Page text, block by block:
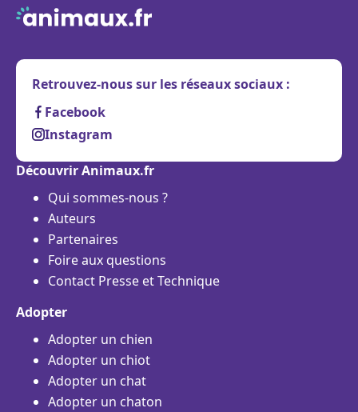
Retrouvez-nous sur les réseaux sociaux :
Facebook
Instagram
Découvrir Animaux.fr
Qui sommes-nous ?
Auteurs
Partenaires
Foire aux questions
Contact Presse et Technique
Adopter
Adopter un chien
Adopter un chiot
Adopter un chat
Adopter un chaton